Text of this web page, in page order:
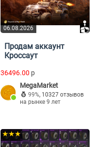
06.08.2026
Продам аккаунт
Кроссаут
36496.00 p
MegaMarket
99%, 10327 отзывов
на рынке 9 лет
★★★